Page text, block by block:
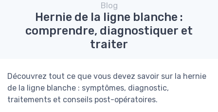
Blog
Hernie de la ligne blanche :
comprendre, diagnostiquer et
traiter
Découvrez tout ce que vous devez savoir sur la hernie
de la ligne blanche : symptômes, diagnostic,
traitements et conseils post-opératoires.